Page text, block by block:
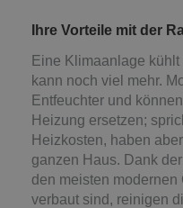
Ihre Vorteile mit der
Eine Klimaanlage
kann noch viel mehr.
Entfeuchter und
Heizung ersetzen;
Heizkosten, haben
ganzen Haus. Dank
den meisten
verbaut sind, reinigen